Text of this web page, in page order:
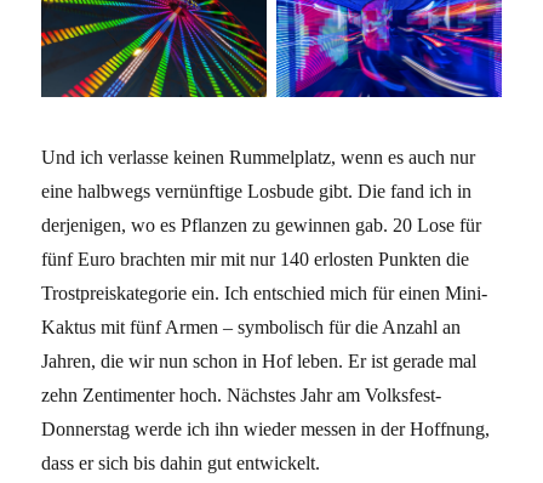
Und ich verlasse keinen Rummelplatz, wenn es auch nur
eine halbwegs vernünftige Losbude gibt. Die fand ich in
derjenigen, wo es Pflanzen zu gewinnen gab. 20 Lose für
fünf Euro brachten mir mit nur 140 erlosten Punkten die
Trostpreiskategorie ein. Ich entschied mich für einen Mini-
Kaktus mit fünf Armen – symbolisch für die Anzahl an
Jahren, die wir nun schon in Hof leben. Er ist gerade mal
zehn Zentimenter hoch. Nächstes Jahr am Volksfest-
Donnerstag werde ich ihn wieder messen in der Hoffnung,
dass er sich bis dahin gut entwickelt.